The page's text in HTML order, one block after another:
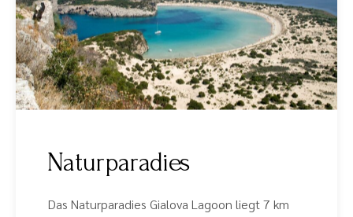
Naturparadies
Das Naturparadies Gialova Lagoon liegt 7 km